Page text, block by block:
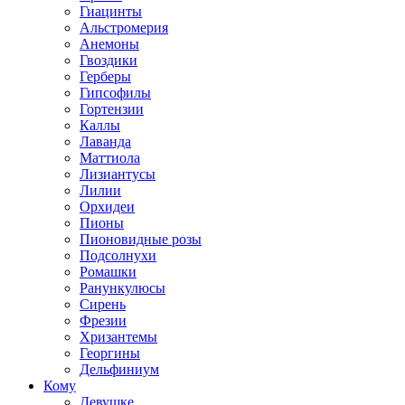
Гиацинты
Альстромерия
Анемоны
Гвоздики
Герберы
Гипсофилы
Гортензии
Каллы
Лаванда
Маттиола
Лизиантусы
Лилии
Орхидеи
Пионы
Пионовидные розы
Подсолнухи
Ромашки
Ранункулюсы
Сирень
Фрезии
Хризантемы
Георгины
Дельфиниум
Кому
Девушке